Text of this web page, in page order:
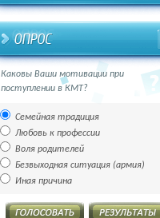
Каковы Ваши мотивации при
поступлении в КМТ?
Семейная традиция
Любовь к профессии
Воля родителей
Безвыходная ситуация (армия)
Иная причина